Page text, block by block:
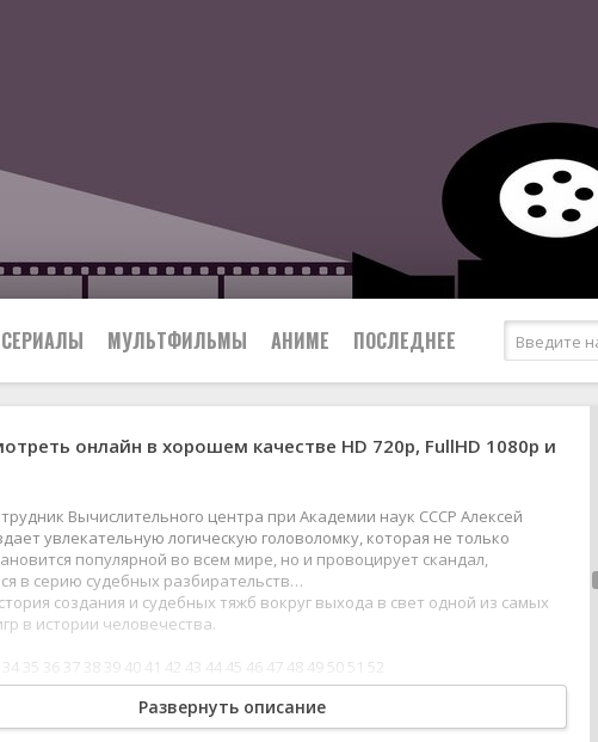
Детективы
Детские
Драмы
Комедии
Криминал
Приключения
Семейные
Спорт
Триллеры
Фантастика
СЕРИАЛЫ МУЛЬТФИЛЬМЫ АНИМЕ ПОСЛЕДНЕЕ
Все
2023
2022
2021
Русские
Зарубежные
онлайн в хорошем качестве HD 720p, FullHD 1080р и
Вычислительного центра при Академии наук СССР Алексей
увлекательную логическую головоломку, которая не только
популярной во всем мире, но и провоцирует скандал,
в серию судебных разбирательств…
создания и судебных тяжб вокруг выхода в свет одной из самых
в истории человечества.
34 35 36 37 38 39 40 41 42 43 44 45 46 47 48 49 50 51 52
вы можете смотреть онлайн бесплатно в хорошем качестве полностью
на любом устройстве.Развернуть описание